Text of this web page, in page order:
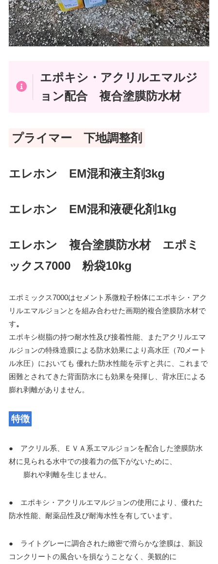
エポキシ・アクリルエマルジ
ョン配合 複合塗膜防水材
プライマー 下地調整剤
エレホン EM混和液主剤3kg
エレホン EM混和液硬化剤1kg
エレホン 複合塗膜防水材 エポミ
ックス7000 粉袋10kg
エポミックス7000はセメント系微粒子粉体にエポキシ・アク
リルエマルジョンとを組み合わせた画期的複合塗膜防水材で
す。
エポキシ樹脂の持つ耐水性及び接着性能、またアクリルエマ
ルジョンの特殊造膜による防水効果により高水圧（70メート
ル水圧）においても 優れた防水性能を示すと共に、これまで
困難とされてきた背面防水にも効果を発揮し、背水圧による
膨れ剥離がありません。
特徴
● アクリル系、ＥＶＡ系エマルジョンを配合した塗膜防水
材に見られる水中での接着力の低下がないために、
膨れや剥離を生じません。
● エポキシ・アクリルエマルジョンの使用により、優れた
防水性能、耐薬品性及び耐海水性を有しています。
● ライトグレーに調合された緻密で滑らかな塗膜は、新設
コンクリートの風合いを損なうことなく、美観的に